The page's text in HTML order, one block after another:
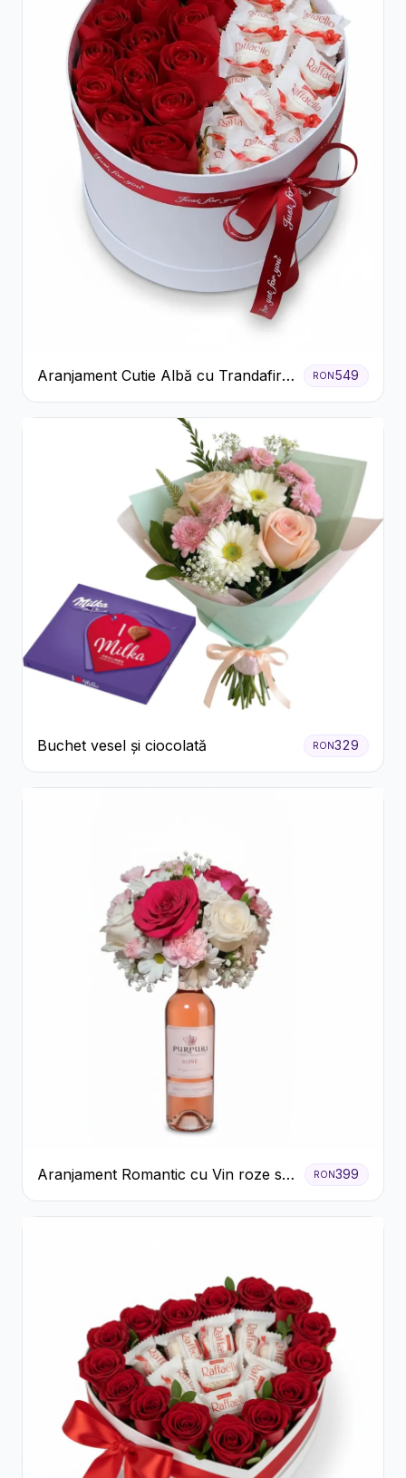
Aranjament Cutie Albă cu Trandafiri
Roșii și Raffaello
RON549
Buchet vesel și ciocolată RON329
Aranjament Romantic cu Vin roze si
Flori pastel
RON399